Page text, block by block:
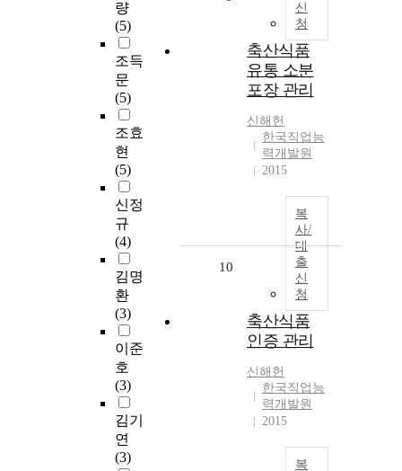
량
(5)
조득
문
(5)
조효
현
(5)
신정
규
(4)
김명
환
(3)
이준
호
(3)
김기
연
(3)
신
청
축산식품
유통 소분
포장 관리
신해헌
한국직업능
력개발원
2015
복
사/
대
출
신
청
10
축산식품
인증 관리
신해헌
한국직업능
력개발원
2015
복